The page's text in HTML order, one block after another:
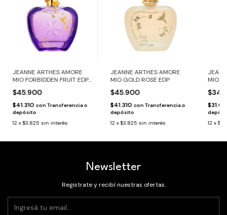
JEANNE ARTHES AMORE
MIO FORBIDDEN FRUIT EDP
$45.900
$41.310 con Transferencia o
depósito
12 x$3.825 sin interés
JEANNE ARTHES AMORE
MIO GOLD ROSE EDP
$45.900
$41.310 con Transferencia o
depósito
12 x$3.825 sin interés
MIO
12 x
Newsletter
Registrate y recibí nuestras ofertas.